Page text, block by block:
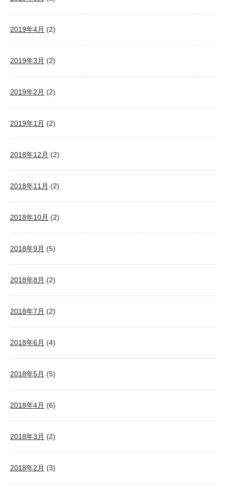
2019年4月 (2)
2019年3月 (2)
2019年2月 (2)
2019年1月 (2)
2018年12月 (2)
2018年11月 (2)
2018年10月 (2)
2018年9月 (5)
2018年8月 (2)
2018年7月 (2)
2018年6月 (4)
2018年5月 (5)
2018年4月 (6)
2018年3月 (2)
2018年2月 (3)